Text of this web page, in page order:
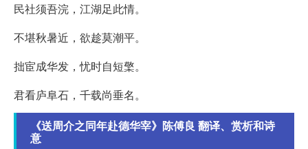
民社须吾浣，江湖足此情。
不堪秋暑近，欲趁莫潮平。
拙宦成华发，忧时自短檠。
君看庐阜石，千载尚垂名。
《送周介之同年赴德华宰》陈傅良 翻译、赏析和诗
意